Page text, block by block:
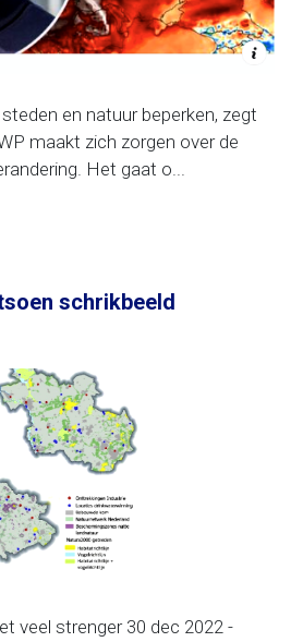
en natuur beperken, zegt
maakt zich zorgen over de
Het gaat o...
schrikbeeld
veel strenger 30 dec 2022 -